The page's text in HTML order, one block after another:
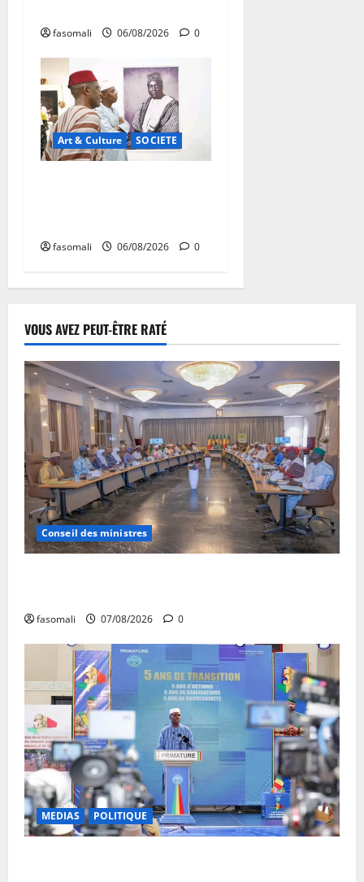
fasomali 06/08/2026 0
Art & Culture SOCIETE
fasomali 06/08/2026 0
VOUS AVEZ PEUT-ÊTRE RATÉ
Conseil des ministres
fasomali 07/08/2026 0
MEDIAS POLITIQUE